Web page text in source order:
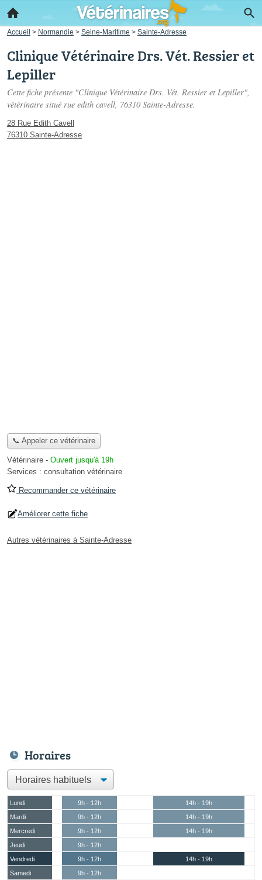
Accueil > Normandie > Seine-Maritime > Sainte-Adresse
Clinique Vétérinaire Drs. Vét. Ressier et
Lepiller
Cette fiche présente "Clinique Vétérinaire Drs. Vét. Ressier et Lepiller",
vétérinaire situé rue edith cavell, 76310 Sainte-Adresse.
28 Rue Edith Cavell
76310 Sainte-Adresse
📞 Appeler ce vétérinaire
Vétérinaire - Ouvert jusqu'à 19h
Services : consultation vétérinaire
Recommander ce vétérinaire
Améliorer cette fiche
Autres vétérinaires à Sainte-Adresse
Horaires
Lundi 9h - 12h
14h - 19h
Mardi
9h - 12h
14h - 19h
Mercredi
9h - 12h
14h - 19h
Jeudi
9h - 12h
Vendredi
9h - 12h
14h - 19h
Samedi
9h - 12h